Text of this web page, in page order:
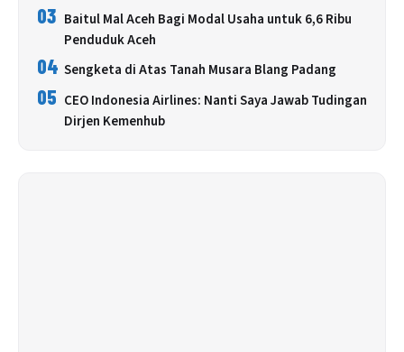
03 Baitul Mal Aceh Bagi Modal Usaha untuk 6,6 Ribu
Penduduk Aceh
04 Sengketa di Atas Tanah Musara Blang Padang
05 CEO Indonesia Airlines: Nanti Saya Jawab Tudingan
Dirjen Kemenhub